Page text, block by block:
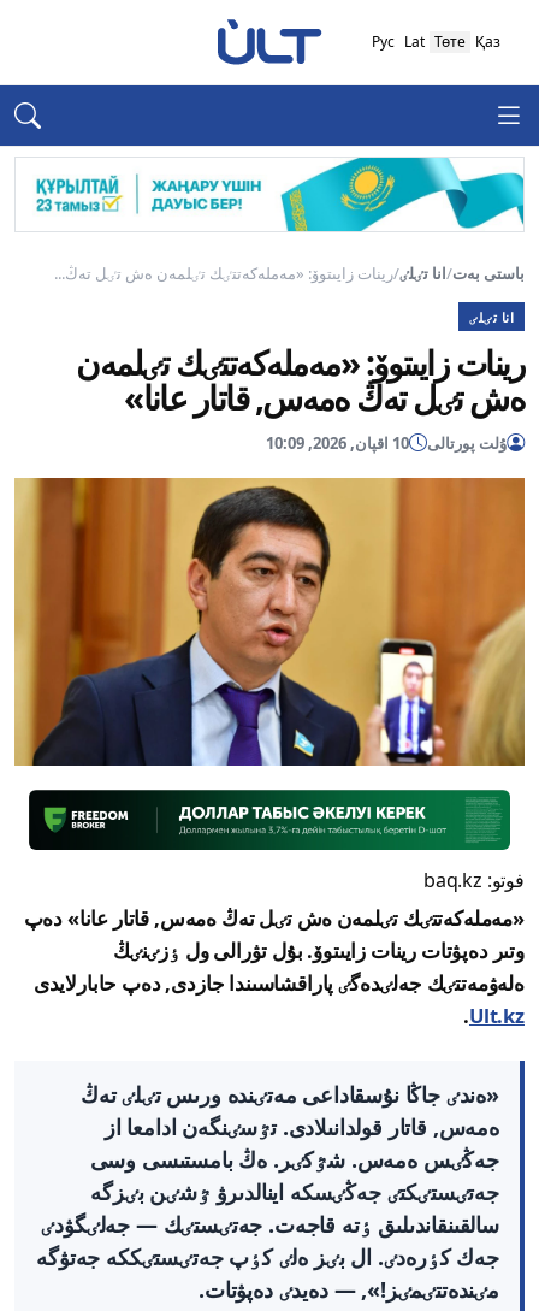
Қаз
Төте
Lat
Рус
باستى بەت/انا تٸلٸ/رينات زايىتوۆ: «مەملەكەتتٸك تٸلمەن ەش تٸل تەڭ...
انا تٸلٸ
رينات زايىتوۆ: «مەملەكەتتٸك تٸلمەن
ەش تٸل تەڭ ەمەس, قاتار عانا»
ۇلت پورتالى 10 اقپان, 2026, 10:09
فوتو: baq.kz
«مەملەكەتتٸك تٸلمەن ەش تٸل تەڭ ەمەس, قاتار عانا» دەپ
وتىر دەپۋتات رينات زايىتوۆ. بۇل تۋرالى ول ٶزٸنٸڭ
ەلەۋمەتتٸك جەلٸدەگٸ پاراقشاسىندا جازدى, دەپ حابارلايدى
Ult.kz
.
«ەندٸ جاڭا نۇسقاداعى مەتٸندە ورىس تٸلٸ تەڭ
ەمەس, قاتار قولدانىلادى. تٷسٸنگەن ادامعا از
جەڭٸس ەمەس. شٷكٸر. ەڭ بامستىسى وسى
جەتٸستٸكتٸ جەڭٸسكە اينالدىرۋ ٷشٸن بٸزگە
سالقىنقاندىلىق ٶتە قاجەت. جەتٸستٸك — جەلٸگۋدٸ
جەك كٶرەدٸ. ال بٸز ەلٸ كٶپ جەتٸستٸككە جەتۋگە
مٸندەتتٸمٸز!», — دەيدٸ دەپۋتات.